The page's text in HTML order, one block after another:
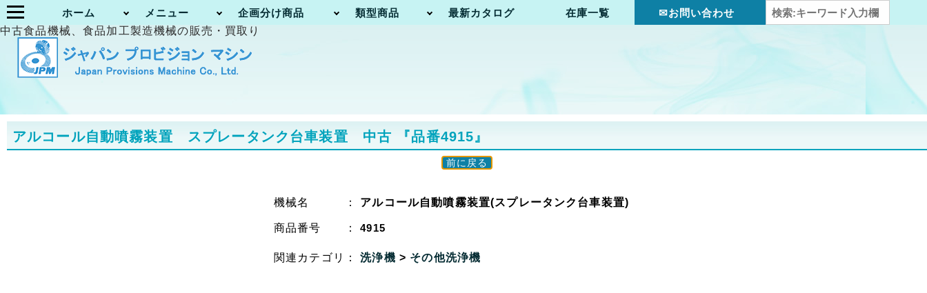
ホーム メニュー 企画分け商品 類型商品 最新カタログ 在庫一覧
✉お問い合わせ
中古食品機械、食品加工製造機械の販売・買取り
アルコール自動噴霧装置 スプレータンク台車装置 中古 『品番4915』
前に戻る
機械名 ： アルコール自動噴霧装置(スプレータンク台車装置)
商品番号 ：4915
関連カテゴリ：洗浄機 > その他洗浄機